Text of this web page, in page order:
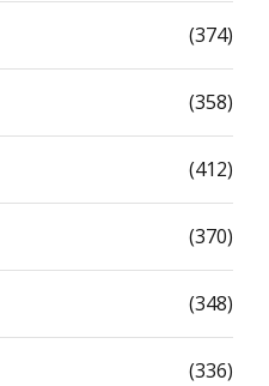
(374)
(358)
(412)
(370)
(348)
(336)